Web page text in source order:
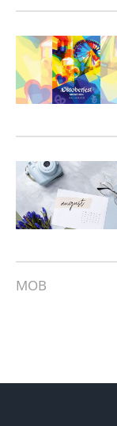
MOB